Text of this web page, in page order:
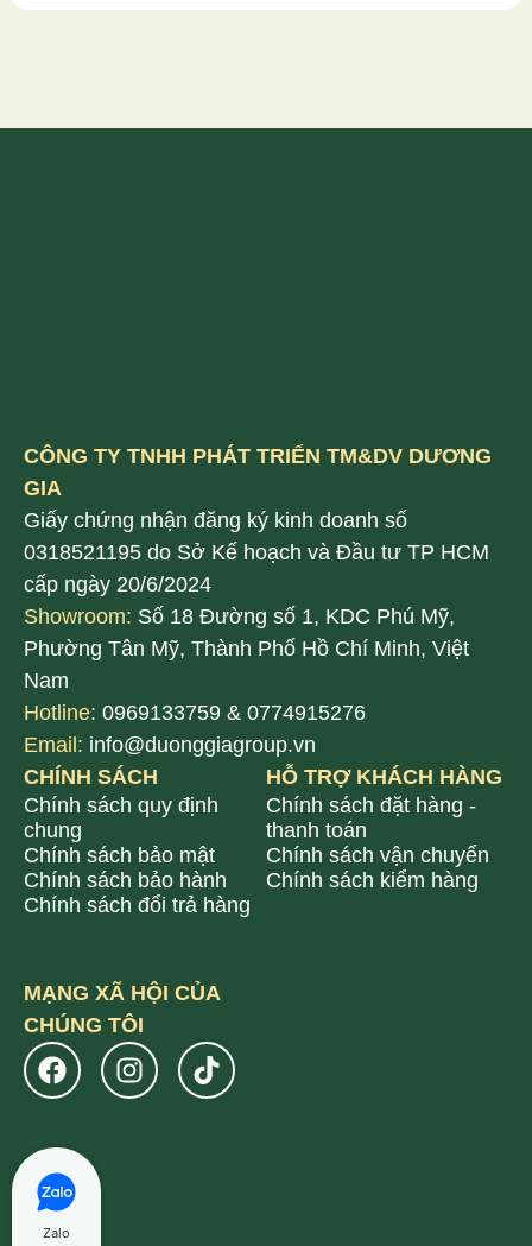
CÔNG TY TNHH PHÁT TRIỂN TM&DV DƯƠNG
GIA
Giấy chứng nhận đăng ký kinh doanh số
0318521195 do Sở Kế hoạch và Đầu tư TP HCM
cấp ngày 20/6/2024
Showroom: Số 18 Đường số 1, KDC Phú Mỹ,
Phường Tân Mỹ, Thành Phố Hồ Chí Minh, Việt
Nam
Hotline: 0969133759 & 0774915276
Email: info@duonggiagroup.vn
CHÍNH SÁCH
Chính sách quy định
chung
Chính sách bảo mật
Chính sách bảo hành
Chính sách đổi trả hàng
HỖ TRỢ KHÁCH HÀNG
Chính sách đặt hàng -
thanh toán
Chính sách vận chuyển
Chính sách kiểm hàng
MẠNG XÃ HỘI CỦA
CHÚNG TÔI
Zalo